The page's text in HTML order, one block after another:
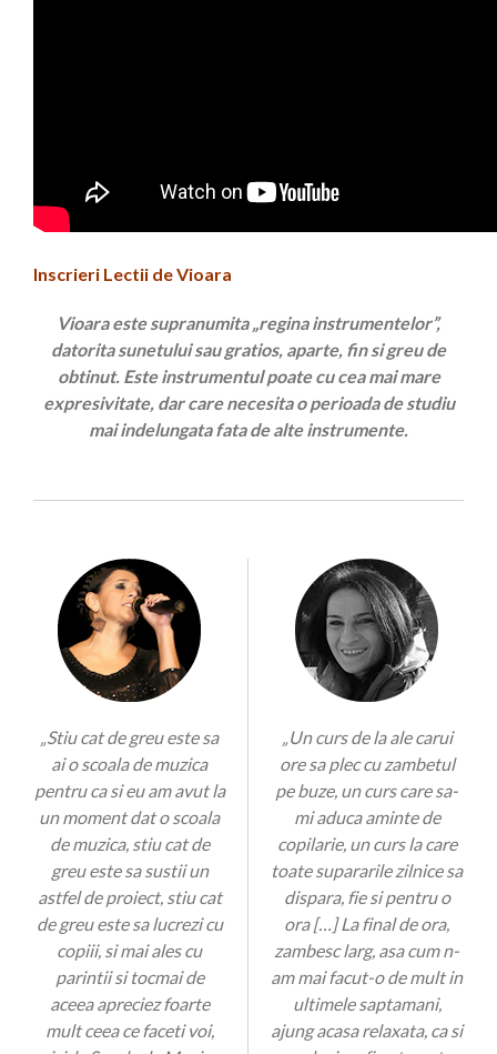
Inscrieri Lectii de Vioara
Vioara este supranumita „regina instrumentelor”,
datorita sunetului sau gratios, aparte, fin si greu de
obtinut. Este instrumentul poate cu cea mai mare
expresivitate, dar care necesita o perioada de studiu
mai indelungata fata de alte instrumente.
„Stiu cat de greu este sa
ai o scoala de muzica
pentru ca si eu am avut la
un moment dat o scoala
de muzica, stiu cat de
greu este sa sustii un
astfel de proiect, stiu cat
de greu este sa lucrezi cu
copiii, si mai ales cu
parintii si tocmai de
aceea apreciez foarte
mult ceea ce faceti voi,
„Un curs de la ale carui
ore sa plec cu zambetul
pe buze, un curs care sa-
mi aduca aminte de
copilarie, un curs la care
toate supararile zilnice sa
dispara, fie si pentru o
ora […] La final de ora,
zambesc larg, asa cum n-
am mai facut-o de mult in
ultimele saptamani,
ajung acasa relaxata, ca si